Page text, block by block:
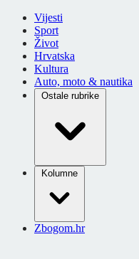
Vijesti
Sport
Život
Hrvatska
Kultura
Auto, moto & nautika
Ostale rubrike
Kolumne
Zbogom.hr